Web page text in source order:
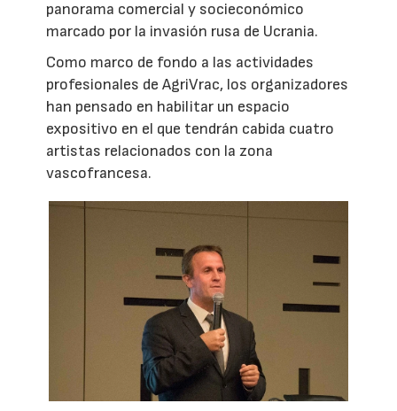
panorama comercial y socieconómico
marcado por la invasión rusa de Ucrania.
Como marco de fondo a las actividades
profesionales de AgriVrac, los organizadores
han pensado en habilitar un espacio
expositivo en el que tendrán cabida cuatro
artistas relacionados con la zona
vascofrancesa.